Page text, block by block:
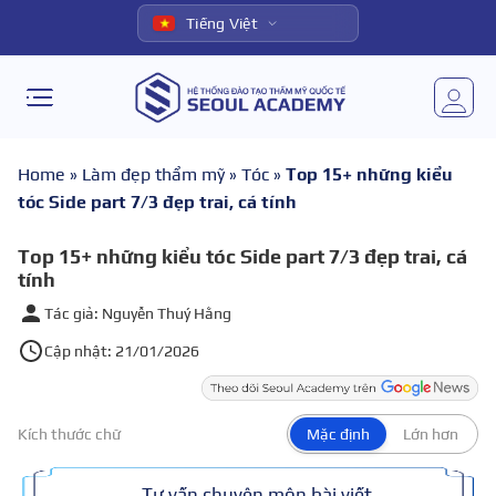
Tiếng Việt
Home » Làm đẹp thẩm mỹ» Tóc » Top 15+ những kiểu
tóc Side part 7/3 đẹp trai, cá tính
Top 15+ những kiểu tóc Side part 7/3 đẹp trai, cá
tính
Tác giả: Nguyễn Thuý Hằng
Cập nhật: 21/01/2026
Kích thước chữ Mặc định Lớn hơn